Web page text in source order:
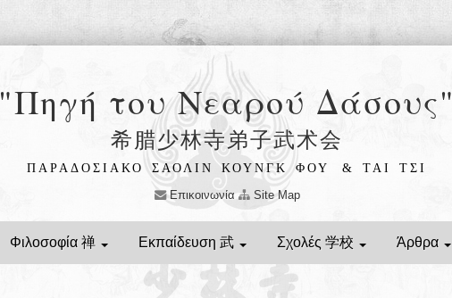
"Πηγή του Νεαρού Δάσους"
希腊少林寺弟子武术会
ΠΑΡΑΔΟΣΙΑΚΟ ΣΑΟΛΙΝ ΚΟΥΝΓΚ ΦΟΥ
& ΤΑΙ ΤΣΙ
Επικοινωνία
Site Map
Φιλοσοφία 禅 Εκπαίδευση 武 Σχολές 学校 Άρθρα